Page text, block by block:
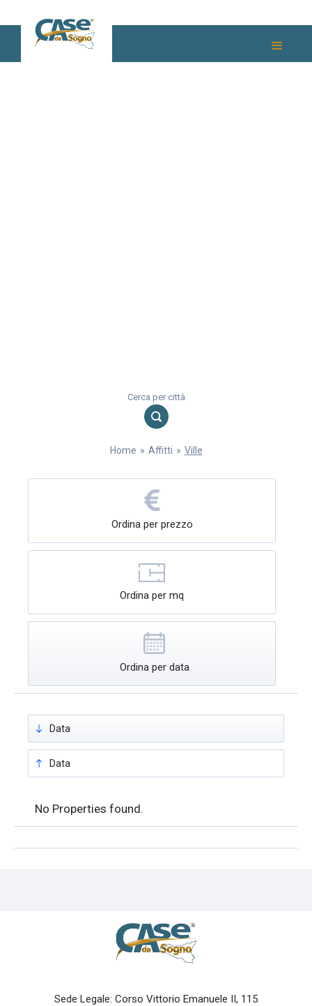
No items found.
Cerca per città
Home » Affitti » Ville
Ordina per prezzo
Ordina per mq
Ordina per data
Data
Data
No Properties found.
Sede Legale: Corso Vittorio Emanuele II, 115